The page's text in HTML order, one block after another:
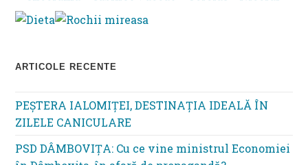
ARTICOLE RECENTE
PEȘTERA IALOMIȚEI, DESTINAȚIA IDEALĂ ÎN
ZILELE CANICULARE
PSD DÂMBOVIȚA: Cu ce vine ministrul Economiei